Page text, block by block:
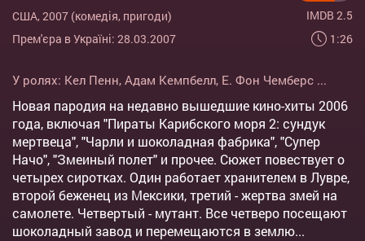
США, 2007 (комедія, пригоди)
Прем'єра в Україні: 28.03.2007
IMDB 2.5
1:26
У ролях: Кел Пенн, Адам Кемпбелл, Е. Фон Чемберс ...
Новая пародия на недавно вышедшие кино-хиты 2006
года, включая "Пираты Карибского моря 2: сундук
мертвеца", "Чарли и шоколадная фабрика", "Супер
Начо", "Змеиный полет" и прочее. Сюжет повествует о
четырех сиротках. Один работает хранителем в Лувре,
второй беженец из Мексики, третий - жертва змей на
самолете. Четвертый - мутант. Все четверо посещают
шоколадный завод и перемещаются в землю...